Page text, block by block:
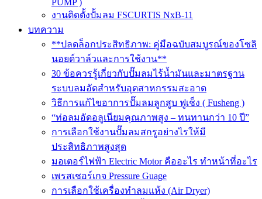
PUMP )
งานติดตั้งปั้มลม FSCURTIS NxB-11
บทความ
**ปลดล็อกประสิทธิภาพ: คู่มือฉบับสมบูรณ์ของโซลิ
นอยด์วาล์วและการใช้งาน**
30 ข้อควรรู้เกี่ยวกับปั๊มลมไร้น้ำมันและมาตรฐาน
ระบบลมอัดสำหรับอุตสาหกรรมสะอาด
วิธีการแก้ไขอาการปั๊มลมลูกสูบ ฟูเช็ง ( Fusheng )
“ท่อลมอัดอลูเนียมคุณภาพสูง – ทนทานกว่า 10 ปี”
การเลือกใช้งานปั๊มลมสกรูอย่างไรให้มี
ประสิทธิภาพสูงสุด
มอเตอร์ไฟฟ้า Electric Motor คืออะไร ทำหน้าที่อะไร
เพรสเชอร์เกจ Pressure Guage
การเลือกใช้เครื่องทำลมแห้ง (Air Dryer)